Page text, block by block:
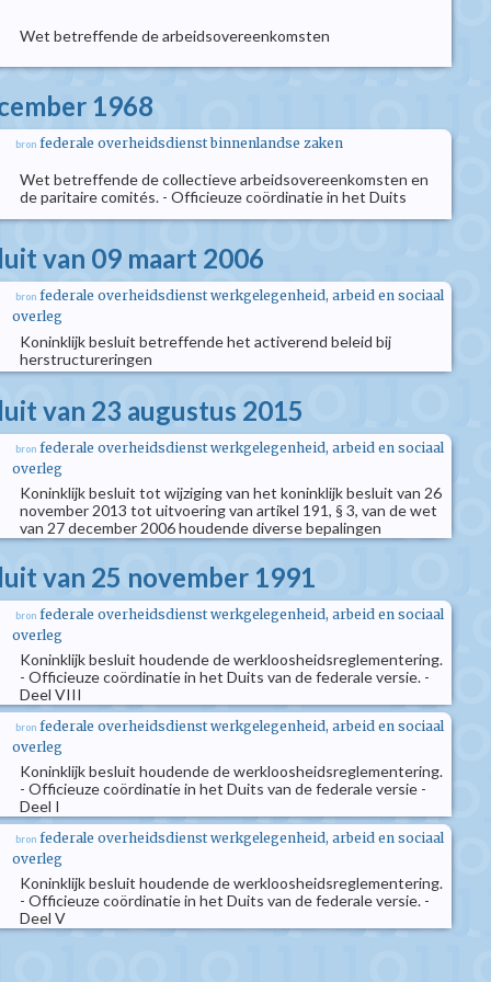
Wet betreffende de arbeidsovereenkomsten
1968
bron federale overheidsdienst binnenlandse zaken
Wet betreffende de collectieve arbeidsovereenkomsten en
de paritaire comités. - Officieuze coördinatie in het Duits
van 09 maart 2006
bron federale overheidsdienst werkgelegenheid, arbeid en sociaal
overleg
Koninklijk besluit betreffende het activerend beleid bij
herstructureringen
van 23 augustus 2015
bron federale overheidsdienst werkgelegenheid, arbeid en sociaal
overleg
Koninklijk besluit tot wijziging van het koninklijk besluit van 26
november 2013 tot uitvoering van artikel 191, § 3, van de wet
van 27 december 2006 houdende diverse bepalingen
van 25 november 1991
bron federale overheidsdienst werkgelegenheid, arbeid en sociaal
overleg
Koninklijk besluit houdende de werkloosheidsreglementering.
- Officieuze coördinatie in het Duits van de federale versie. -
Deel VIII
bron federale overheidsdienst werkgelegenheid, arbeid en sociaal
overleg
Koninklijk besluit houdende de werkloosheidsreglementering.
- Officieuze coördinatie in het Duits van de federale versie -
Deel I
bron federale overheidsdienst werkgelegenheid, arbeid en sociaal
overleg
Koninklijk besluit houdende de werkloosheidsreglementering.
- Officieuze coördinatie in het Duits van de federale versie. -
Deel V